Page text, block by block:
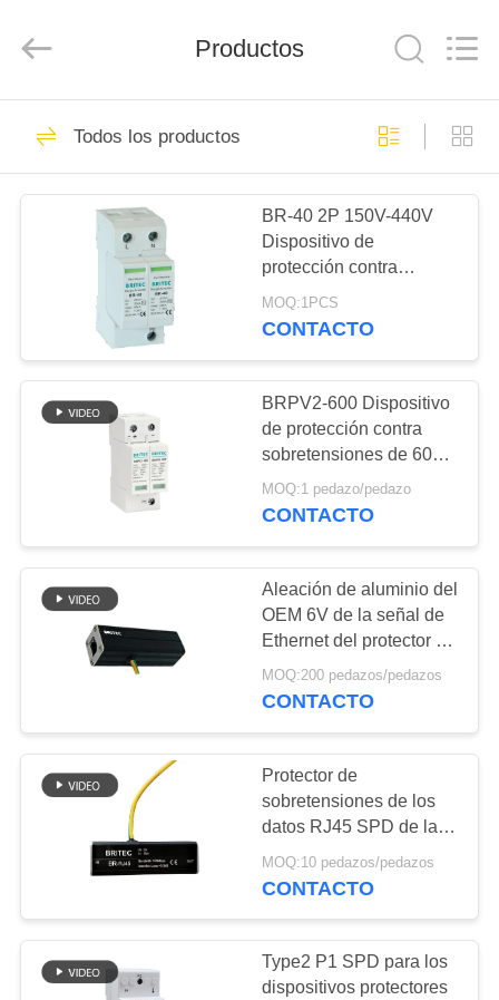
INICIO
PRODUCTOS
SOBRE
NOSOTROS
VISITA
FÁBRICA
CONTROL
DE
CALIDAD
NOTICIAS
VR
Co.,
Reserved.
Dispositivo de
protección contra
sobrecargas
Dispositivo de
protección contra
sobrecargas del tipo
1
121
Tipo - dispositivo de
protección contra
sobrecargas 2
165
Tipo de dispositivo
protector de la
oleada 3
29
Productos
Todos los productos
BR-40 2P 150V-440V
Dispositivo de
protección contra
sobretensiones 20kA-
200kA Spd Detenedor
MOQ:1PCS
CONTACTO
BRPV2-600 Dispositivo
de protección contra
sobretensiones de 600
V de corriente continua
Sinalización remota
MOQ:1 pedazo/pedazo
CONTACTO
Aleación de aluminio del
OEM 6V de la señal de
Ethernet del protector de
sobretensiones de los
datos RJ45
MOQ:200 pedazos/pedazos
CONTACTO
Protector de
sobretensiones de los
datos RJ45 SPD de la
señal del TUV 100Mbps
para la red SPD de LAN
MOQ:10 pedazos/pedazos
CONTACTO
Type2 P1 SPD para los
dispositivos protectores